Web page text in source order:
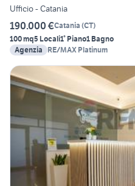
Ufficio - Catania
190.000 €Catania (CT)
100 mq5 Locali1° Piano1 Bagno
Agenzia
RE/MAX Platinum